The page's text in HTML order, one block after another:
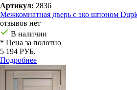
Артикул: 2836
Межкомнатная дверь с эко шпоном
отзывов нет
В наличии
* Цена за полотно
5 194 РУБ.
Подробнее